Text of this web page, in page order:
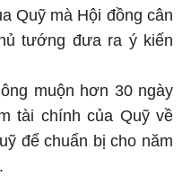
Quỹ mà Hội đồng cân
tướng đưa ra ý kiến
muộn hơn 30 ngày
tài chính của Quỹ về
để chuẩn bị cho năm